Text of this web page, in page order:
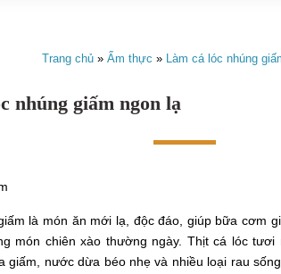
Trang chủ» Ẩm thực » Làm cá lóc nhúng
nhúng giấm ngon lạ
là món ăn mới lạ, độc đáo, giúp bữa cơm
món chiên xào thường ngày. Thịt cá lóc tươi
giấm, nước dừa béo nhẹ và nhiều loại rau